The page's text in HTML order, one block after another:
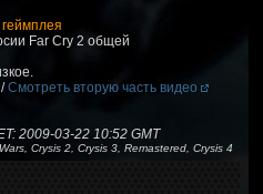
Far Cry 2 общей
/Смотреть вторую часть видео
2009-03-22 10:52 GMT
Crysis 2, Crysis 3, Remastered, Crysis 4